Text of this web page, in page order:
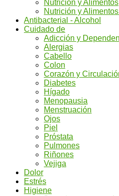
Nutrición y Alimentos
Nutrición y
Antibacterial - Alcohol
Cuidado de
Adicción y
Alergias
Cabello
Colon
Corazón y
Diabetes
Hígado
Menopausia
Menstruación
Ojos
Piel
Próstata
Pulmones
Riñones
Vejiga
Dolor
Estrés
Higiene